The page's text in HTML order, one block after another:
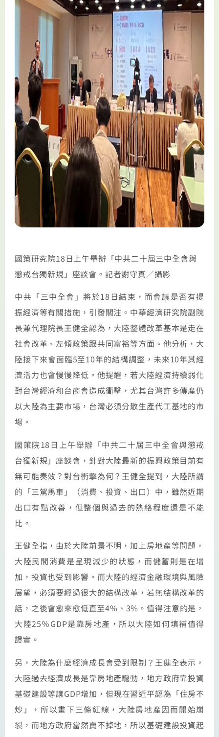
國策研究院18日上午舉辦「中共二十屆三中全會與
懲戒台獨新規」座談會。記者謝守真／攝影
中共「三中全會」將於18日結束，而會議是否有提
振經濟等有關措施，引發關注。中華經濟研究院副院
長兼代理院長王健全認為，大陸整體改革基本是走在
社會改革、左傾政策跟共同富裕等方面。他分析，大
陸接下來會面臨5至10年的結構調整，未來10年其經
濟活力也會慢慢降低。他提醒，若大陸經濟持續弱化
對台灣經濟和台商會造成衝擊，尤其台灣許多傳產仍
以大陸為主要市場，台灣必須分散生產代工基地的市
場。
國策院18日上午舉辦「中共二十屆三中全會與懲戒
台獨新規」座談會，針對大陸最新的振興政策目前有
無可能奏效？對台衝擊為何？王健全提到，大陸所謂
的「三駕馬車」（消費、投資、出口）中，雖然近期
出口有點改善，但整個與過去的熱絡程度還是不能
比。
王健全指，由於大陸前景不明，加上房地產等問題，
大陸民間消費是呈現減少的狀態，而儲蓄則是在增
加，投資也受到影響。而大陸的經濟金融環境與風險
展望，必須要經過很大的結構改革，若無結構改革的
話，之後會愈來愈低直至4%、3%。值得注意的是，
大陸25％GDP是靠房地產，所以大陸如何填補值得
證實。
另，大陸為什麼經濟成長會受到限制？王健全表示，
大陸過去經濟成長是靠房地產驅動，地方政府靠投資
基礎建設等讓GDP增加，但現在習近平認為「住房不
炒」，所以畫下三條紅線，大陸房地產因而開始崩
裂，而地方政府當然賣不掉地，所以基礎建設投資起